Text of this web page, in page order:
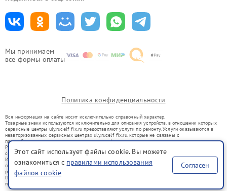
Мы принимаем
все формы оплаты
Политика конфиденциальности
Вся информация на сайте носит исключительно справочный характер.
Товарные знаки используются исключительно для описания устройств, в отношении которых
сервисные центры uly.rucelf-fix.ru предоставляют услуги по ремонту. Услуги оказываются в
неавторизованных сервисных центрах uly.rucelf-fix.ru, которые не связаны с
правообладателями товарных знаков или их официальными представителями.
Ремонт осуществляется для устройств, уже введенных в гражданский оборот в соответствии
со статьей 1487 ГК РФ.
Использование товарных знаков не преследует цели индивидуализации услуг или введения
потребителей в заблуждение, а служит для информирования о предоставляемых услугах по
ремонту техники указанных брендов.
Представленная на сайте информация не является публичной офертой, определяемой
положениями Статьи 437(2) Гражданского кодекса РФ
Этот сайт использует файлы cookie. Вы можете
ознакомиться с правилами использования
файлов cookie
Согласен